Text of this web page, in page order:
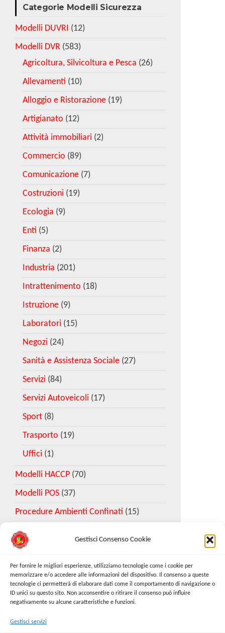
Gestisci Consenso Cookie
Per fornire le migliori esperienze, utilizziamo tecnologie come i cookie per
memorizzare e/o accedere alle informazioni del dispositivo. Il consenso a queste
tecnologie ci permetterà di elaborare dati come il comportamento di navigazione o
ID unici su questo sito. Non acconsentire o ritirare il consenso può influire
negativamente su alcune caratteristiche e funzioni.
Gestisci servizi
Categorie Modelli Sicurezza
Modelli DUVRI (12)
Modelli DVR (583)
Agricoltura, Silvicoltura e Pesca (26)
Allevamenti (10)
Alloggio e Ristorazione (19)
Artigianato (12)
Attività immobiliari (2)
Commercio (89)
Comunicazione (7)
Costruzioni (19)
Ecologia (9)
Enti (5)
Finanza (2)
Industria (201)
Intrattenimento (18)
Istruzione (9)
Laboratori (15)
Negozi (24)
Sanità e Assistenza Sociale (27)
Servizi (84)
Servizi Autoveicoli (17)
Sport (8)
Trasporto (19)
Uffici (1)
Modelli HACCP (70)
Modelli POS (37)
Procedure Ambienti Confinati (15)
Richiedi Modello